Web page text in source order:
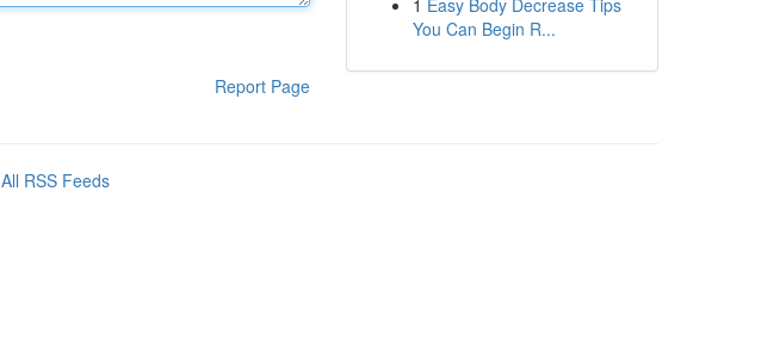
Report Page
1 Easy Body Decrease Tips
You Can Begin R...
All RSS Feeds